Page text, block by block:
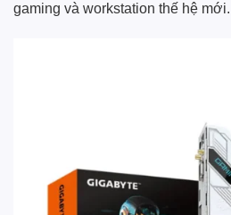
gaming và workstation thế hệ mới.